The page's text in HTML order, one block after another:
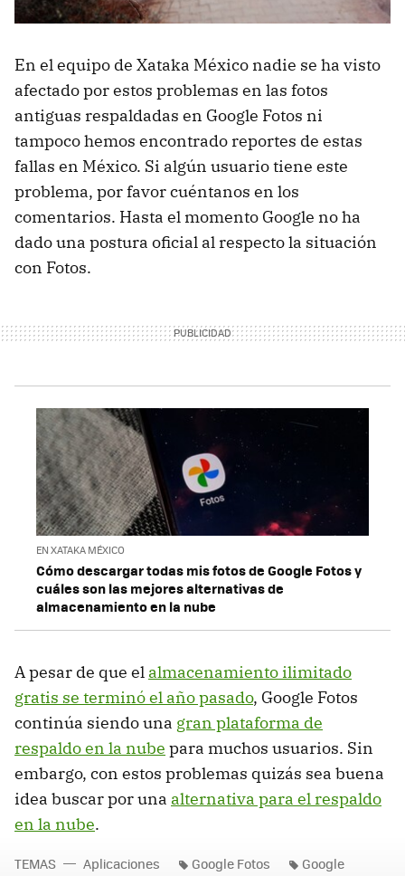
En el equipo de Xataka México nadie se ha visto
afectado por estos problemas en las fotos
antiguas respaldadas en Google Fotos ni
tampoco hemos encontrado reportes de estas
fallas en México. Si algún usuario tiene este
problema, por favor cuéntanos en los
comentarios. Hasta el momento Google no ha
dado una postura oficial al respecto la situación
con Fotos.
EN XATAKA MÉXICO
Cómo descargar todas mis fotos de Google Fotos y
cuáles son las mejores alternativas de
almacenamiento en la nube
A pesar de que el almacenamiento ilimitado
gratis se terminó el año pasado, Google Fotos
continúa siendo una gran plataforma de
respaldo en la nube para muchos usuarios. Sin
embargo, con estos problemas quizás sea buena
idea buscar por una alternativa para el respaldo
en la nube.
TEMAS Aplicaciones Google Fotos Google